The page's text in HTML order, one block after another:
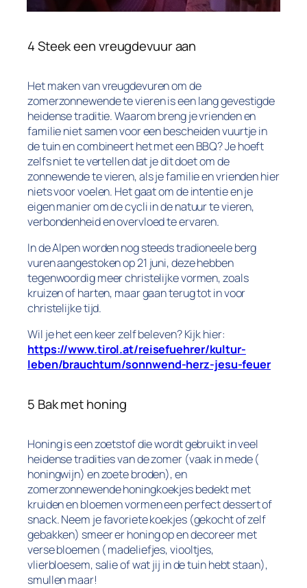
4 Steek een vreugdevuur aan
Het maken van vreugdevuren om de
zomerzonnewende te vieren is een lang gevestigde
heidense traditie. Waarom breng je vrienden en
familie niet samen voor een bescheiden vuurtje in
de tuin en combineert het met een BBQ? Je hoeft
zelfs niet te vertellen dat je dit doet om de
zonnewende te vieren, als je familie en vrienden hier
niets voor voelen. Het gaat om de intentie en je
eigen manier om de cycli in de natuur te vieren,
verbondenheid en overvloed te ervaren.
In de Alpen worden nog steeds tradioneele berg
vuren aangestoken op 21 juni, deze hebben
tegenwoordig meer christelijke vormen, zoals
kruizen of harten, maar gaan terug tot in voor
christelijke tijd.
Wil je het een keer zelf beleven? Kijk hier:
https://www.tirol.at/reisefuehrer/kultur-
leben/brauchtum/sonnwend-herz-jesu-feuer
5 Bak met honing
Honing is een zoetstof die wordt gebruikt in veel
heidense tradities van de zomer (vaak in mede (
honingwijn) en zoete broden), en
zomerzonnewende honingkoekjes bedekt met
kruiden en bloemen vormen een perfect dessert of
snack. Neem je favoriete koekjes (gekocht of zelf
gebakken) smeer er honing op en decoreer met
verse bloemen ( madeliefjes, viooltjes,
vlierbloesem, salie of wat jij in de tuin hebt staan),
smullen maar!